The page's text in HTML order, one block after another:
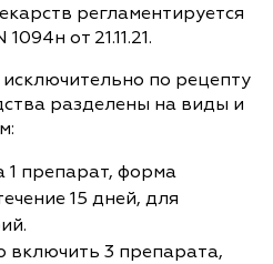
регламентируется
от 21.11.21.
по рецепту
разделены на виды и
препарат, форма
15 дней, для
3 препарата,